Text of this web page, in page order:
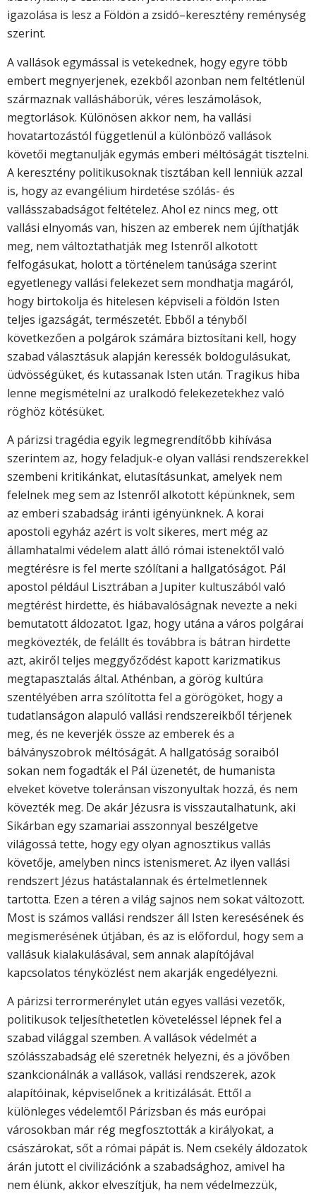
igazolása is lesz a Földön a zsidó–keresztény reménység
szerint.
A vallások egymással is vetekednek, hogy egyre több
embert megnyerjenek, ezekből azonban nem feltétlenül
származnak vallásháborúk, véres leszámolások,
megtorlások. Különösen akkor nem, ha vallási
hovatartozástól függetlenül a különböző vallások
követői megtanulják egymás emberi méltóságát tisztelni.
A keresztény politikusoknak tisztában kell lenniük azzal
is, hogy az evangélium hirdetése szólás- és
vallásszabadságot feltételez. Ahol ez nincs meg, ott
vallási elnyomás van, hiszen az emberek nem újíthatják
meg, nem változtathatják meg Istenről alkotott
felfogásukat, holott a történelem tanúsága szerint
egyetlenegy vallási felekezet sem mondhatja magáról,
hogy birtokolja és hitelesen képviseli a földön Isten
teljes igazságát, természetét. Ebből a tényből
következően a polgárok számára biztosítani kell, hogy
szabad választásuk alapján keressék boldogulásukat,
üdvösségüket, és kutassanak Isten után. Tragikus hiba
lenne megismételni az uralkodó felekezetekhez való
röghöz kötésüket.
A párizsi tragédia egyik legmegrendítőbb kihívása
szerintem az, hogy feladjuk-e olyan vallási rendszerekkel
szembeni kritikánkat, elutasításunkat, amelyek nem
felelnek meg sem az Istenről alkotott képünknek, sem
az emberi szabadság iránti igényünknek. A korai
apostoli egyház azért is volt sikeres, mert még az
államhatalmi védelem alatt álló római istenektől való
megtérésre is fel merte szólítani a hallgatóságot. Pál
apostol például Lisztrában a Jupiter kultuszából való
megtérést hirdette, és hiábavalóságnak nevezte a neki
bemutatott áldozatot. Igaz, hogy utána a város polgárai
megkövezték, de felállt és továbbra is bátran hirdette
azt, akiről teljes meggyőződést kapott karizmatikus
megtapasztalás által. Athénban, a görög kultúra
szentélyében arra szólította fel a görögö­ket, hogy a
tudatlanságon alapu­ló vallási rendszereikből térjenek
meg, és ne keverjék össze az embe­rek és a
bálványszobrok méltóságát. A hallgatóság soraiból
sokan nem fogadták el Pál üzenetét, de humanista
elveket követve toleránsan viszonyultak hozzá, és nem
kövezték meg. De akár Jézusra is visszautalhatunk, aki
Sikárban egy szamariai asszonnyal beszélgetve
világossá tette, hogy egy olyan agnosztikus vallás
követője, amelyben nincs istenismeret. Az ilyen vallási
rendszert Jézus hatástalannak és értelmetlennek
tartotta. Ezen a téren a világ sajnos nem sokat változott.
Most is számos vallási rendszer áll Isten keresésének és
megismerésének útjában, és az is előfordul, hogy sem a
vallásuk kialakulásával, sem annak alapítójával
kapcsolatos tényközlést nem akarják engedélyezni.
A párizsi terrormerénylet után egyes vallási vezetők,
politikusok teljesíthetetlen követeléssel lépnek fel a
szabad világgal szemben. A vallások védelmét a
szólásszabadság elé szeretnék helyezni, és a jövőben
szankcionálnák a vallások, vallási rendszerek, azok
alapítóinak, képviselőnek a kritizálását. Ettől a
különleges védelemtől Párizsban és más európai
városokban már rég megfosztották a királyokat, a
császárokat, sőt a római pápát is. Nem csekély áldozatok
árán jutott el civilizációnk a szabadsághoz, amivel ha
nem élünk, akkor elveszítjük, ha nem védelmezzük,